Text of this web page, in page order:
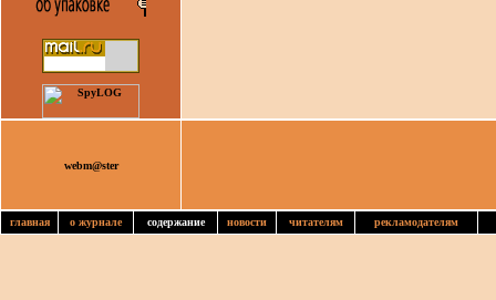
webm@ster
главная о журнале содержание новости читателям рекламодателям